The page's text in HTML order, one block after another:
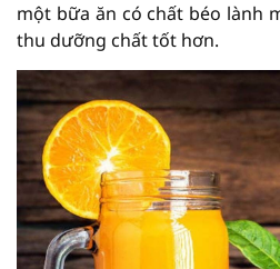
một bữa ăn có chất béo lành
thu dưỡng chất tốt hơn.